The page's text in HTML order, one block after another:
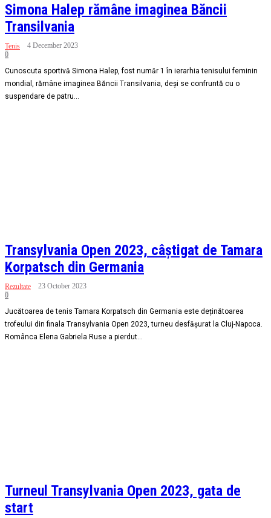
Simona Halep rămâne imaginea Băncii
Transilvania
Tenis
4 December 2023
0
Cunoscuta sportivă Simona Halep, fost număr 1 în ierarhia tenisului feminin
mondial, rămâne imaginea Băncii Transilvania, deși se confruntă cu o
suspendare de patru...
Transylvania Open 2023, câștigat de Tamara
Korpatsch din Germania
Rezultate
23 October 2023
0
Jucătoarea de tenis Tamara Korpatsch din Germania este deținătoarea
trofeului din finala Transylvania Open 2023, turneu desfășurat la Cluj-Napoca.
Românca Elena Gabriela Ruse a pierdut...
Turneul Transylvania Open 2023, gata de
start